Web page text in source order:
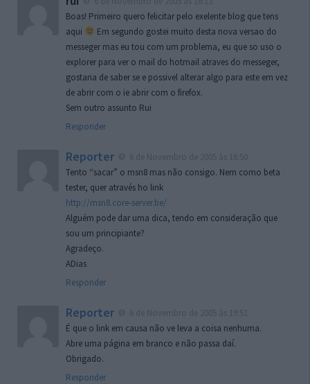
Boas! Primeiro quero felicitar pelo exelente blog que tens
aqui
Em segundo gostei muito desta nova versao do
messeger mas eu tou com um problema, eu que so uso o
explorer para ver o mail do hotmail atraves do messeger,
gostaria de saber se e possivel alterar algo para este em vez
de abrir com o ie abrir com o firefox.
Sem outro assunto Rui
Responder
Reporter
Tento “sacar” o msn8 mas não consigo. Nem como beta
tester, quer através ho link
http://msn8.core-server.be/
Alguém pode dar uma dica, tendo em consideração que
sou um principiante?
Agradeço.
ADias
Responder
Reporter
É que o link em causa não ve leva a coisa nenhuma.
Abre uma página em branco e não passa daí.
Obrigado.
Responder